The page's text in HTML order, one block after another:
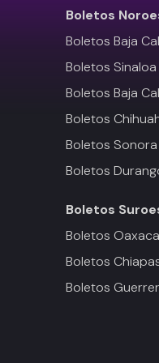
Boletos
Boletos Baja
Boletos Sinaloa
Boletos Baja
Boletos
Boletos Sonora
Boletos
Boletos
Boletos Oaxaca
Boletos
Boletos